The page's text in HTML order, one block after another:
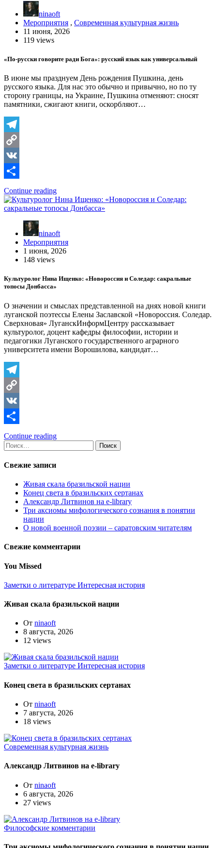
ninaoft
Мероприятия , Современная культурная жизнь
11 июня, 2026
119 views
«По-русски говорите ради Бога»: русский язык как универсальный
В июне мы празднуем День рождения Пушкина, день
русского языка. Для нас это обычно и привычно, но по ту
сторону границы, на Украине, Пушкина отменяют: сносят
памятники, сжигают книги, оскорбляют…
Telegram
Copy
Link
VK
Отправить
Continue reading
ninaoft
Мероприятия
1 июня, 2026
148 views
Культуролог Нина Ищенко: «Новороссия и Соледар: сакральные
топосы Донбасса»
О значении и смыслах представленной на днях новой книги
луганской поэтессы Елены Заславской «Новороссия. Соледар.
Сверхновая» ЛуганскИнформЦентру рассказывает
культуролог, доцент кафедры философии, истории и
педагогики Луганского государственного аграрного
университета имени Ворошилова, кандидат…
Telegram
Copy
Link
VK
Отправить
Continue reading
Найти:
Свежие записи
Живая скала бразильской нации
Конец света в бразильских сертанах
Александр Литвинов на e-library
Три аксиомы мифологического сознания в понятии
нации
О новой военной поэзии – саратовским читателям
Свежие комментарии
You Missed
Заметки о литературе Интересная история
Живая скала бразильской нации
От ninaoft
8 августа, 2026
12 views
Заметки о литературе Интересная история
Конец света в бразильских сертанах
От ninaoft
7 августа, 2026
18 views
Современная культурная жизнь
Александр Литвинов на e-library
От ninaoft
6 августа, 2026
27 views
Философские комментарии